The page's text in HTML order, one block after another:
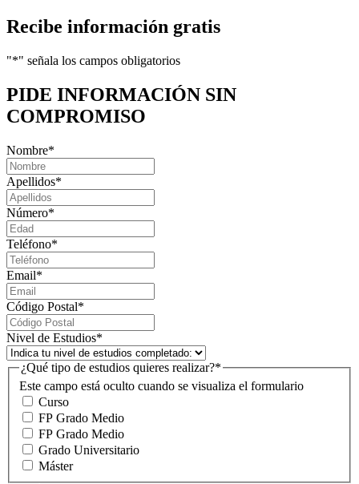
Recibe información gratis
"*" señala los campos obligatorios
PIDE INFORMACIÓN SIN
COMPROMISO
Nombre*
Apellidos*
Número*
Teléfono*
Email*
Código Postal*
Nivel de Estudios*
Este campo está oculto cuando se visualiza el formulario
¿Qué tipo de estudios quieres realizar?*
Curso
FP Grado Medio
FP Grado Medio
Grado Universitario
Máster